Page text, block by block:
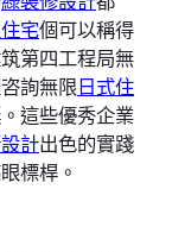
宅個可以稱得
第四工程局無
詢無限日式住
這些優秀企業
計出色的實踐
標桿。